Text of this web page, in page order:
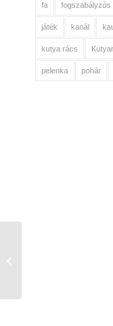
fa fogszabályzós
játék kanál
kutya rács
pelenka pohár